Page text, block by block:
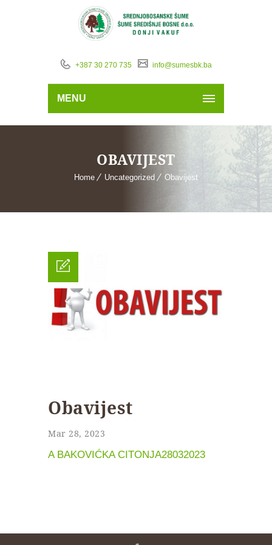
+387 30 270 735 info@sumesbk.ba
MENU
OBAVIJEST
Home Uncategorized Obavijest
Obavijest
Mar 28, 2023
A BAKOVIĆKA CITONJA28032023